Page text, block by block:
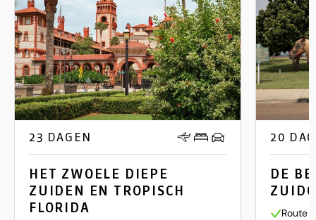
23 DAGEN
HET ZWOELE DIEPE
ZUIDEN EN TROPISCH
FLORIDA
20
DE
Route